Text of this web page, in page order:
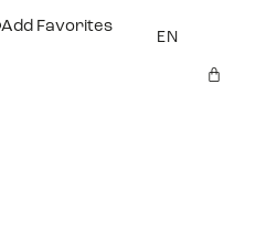
Add Favorites
EN